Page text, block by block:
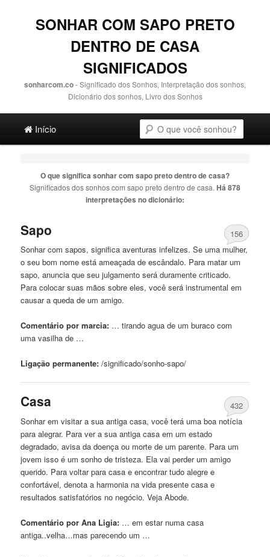
SONHAR COM SAPO PRETO
DENTRO DE CASA
SIGNIFICADOS
sonharcom.co- Significado dos Sonhos, Interpretação dos sonhos,
Dicionário dos sonhos, Livro dos Sonhos
Ir para o conteúdo principal
Ir para o conteúdo secundário
Início
O que significa sonhar com sapo preto dentro de casa?
Significados dos sonhos com sapo preto dentro de casa. Há 878
interpretações no dicionário:
Sapo
156
Sonhar com sapos, significa aventuras infelizes. Se uma mulher,
o seu bom nome está ameaçadade escândalo. Para matar um
sapo, anuncia que seu julgamento será duramente criticado.
Para colocar suas mãos sobre eles, você será instrumental em
causar a quedade um amigo.
Comentário por marcia: … tirando aguade um buraco com
uma vasilhade …
Ligação permanente: /significado/sonho-sapo/
Casa
432
Sonhar em visitar a sua antigacasa, você terá uma boa notícia
para alegrar. Para ver a sua antigacasa em um estado
degradado, avisa da doença ou mortede um parente. Para um
jovem isso é um sonhode tristeza. Ela vai perder um amigo
querido. Para voltar paracasa e encontrar tudo alegre e
confortável, denota a harmonia na vida presentecasa e
resultados satisfatórios no negócio. Veja Abode.
Comentário por Ana Ligia: … em estar numacasa
antiga..velha…mas parecendo um …